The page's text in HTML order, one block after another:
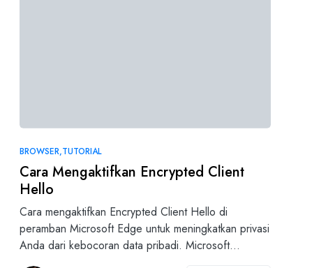
BROWSER TUTORIAL
Cara Mengaktifkan Encrypted Client
Hello
Cara mengaktifkan Encrypted Client Hello di
peramban Microsoft Edge untuk meningkatkan privasi
Anda dari kebocoran data pribadi. Microsoft…